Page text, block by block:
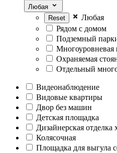
Любая
Любая
Рядом с домом
Подземный
Многоуровневая
Охраняемая
Отдельный
Видеонаблюдение
Видовые квартиры
Двор без машин
Детская площадка
Дизайнерская отделка
Колясочная
Площадка для выгула